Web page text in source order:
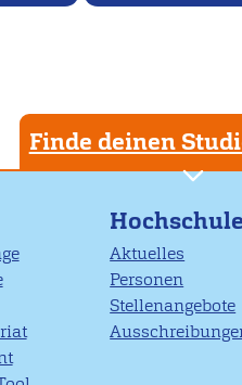
Finde deinen
Hochschule
Aktuelles
Personen
Stellenangebote